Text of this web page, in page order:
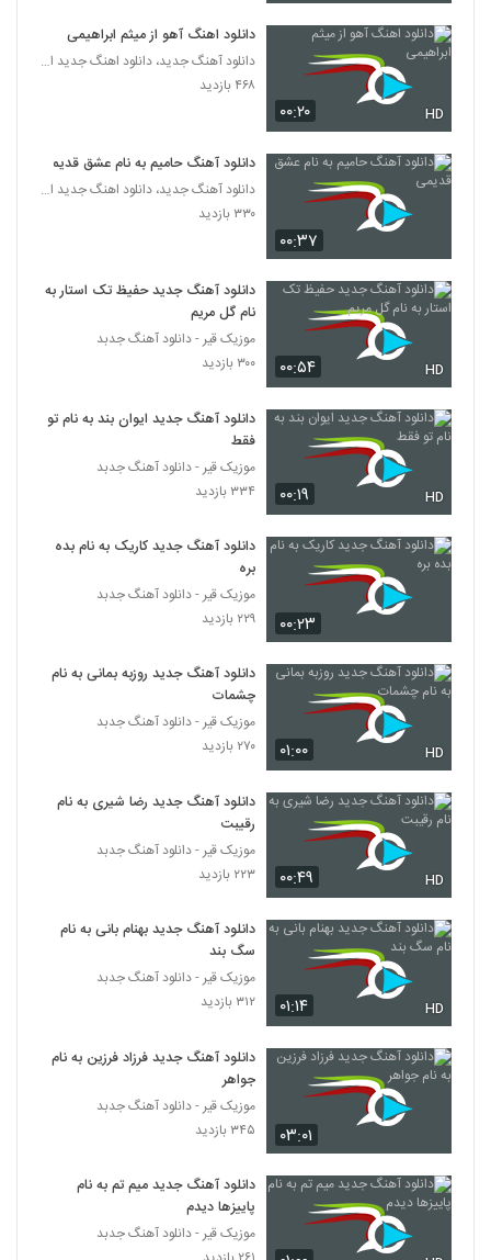
۰۰:۲۰ HD
دانلود اهنگ آهو از میثم ابراهیمی
دانلود آهنگ جدید، دانلود اهنگ جدید ایرانی
۴۶۸ بازدید
۰۰:۳۷
دانلود آهنگ حامیم به نام عشق قدیمی
دانلود آهنگ جدید، دانلود اهنگ جدید ایرانی
۳۳۰ بازدید
۰۰:۵۴ HD
دانلود آهنگ جدید حفیظ تک استار به
نام گل مریم
موزیک قیر - دانلود آهنگ جدبد
۳۰۰ بازدید
۰۰:۱۹ HD
دانلود آهنگ جدید ایوان بند به نام تو
فقط
موزیک قیر - دانلود آهنگ جدبد
۳۳۴ بازدید
۰۰:۲۳
دانلود آهنگ جدید کاریک به نام بده
بره
موزیک قیر - دانلود آهنگ جدبد
۲۲۹ بازدید
۰۱:۰۰ HD
دانلود آهنگ جدید روزبه بمانی به نام
چشمات
موزیک قیر - دانلود آهنگ جدبد
۲۷۰ بازدید
۰۰:۴۹ HD
دانلود آهنگ جدید رضا شیری به نام
رقیبت
موزیک قیر - دانلود آهنگ جدبد
۲۲۳ بازدید
۰۱:۱۴ HD
دانلود آهنگ جدید بهنام بانی به نام
سگ بند
موزیک قیر - دانلود آهنگ جدبد
۳۱۲ بازدید
۰۳:۰۱
دانلود آهنگ جدید فرزاد فرزین به نام
جواهر
موزیک قیر - دانلود آهنگ جدبد
۳۴۵ بازدید
دانلود آهنگ جدید میم تم به نام
پاییزها دیدم
موزیک قیر - دانلود آهنگ جدبد